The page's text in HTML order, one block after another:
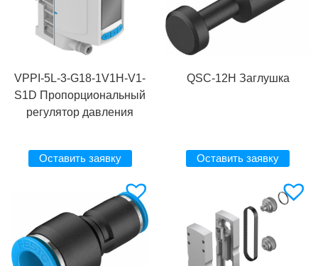
VPPI-5L-3-G18-1V1H-V1-
S1D Пропорциональный
регулятор давления
Оставить заявку
QSC-12H Заглушка
Оставить заявку